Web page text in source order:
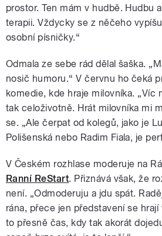
prostor. Ten mám v hudbě. Hudbu
terapii. Vždycky se z něčeho
osobní písničky.“
Odmala ze sebe rád dělal šaška.
nosič humoru.“ V červnu ho čeká
komedie, kde hraje milovníka. „Víc
tak celoživotně. Hrát milovníka mi
se. „Ale čerpat od kolegů, jako je
Polišenská nebo Radim Fiala, je
V Českém rozhlase moderuje na
Ranní ReStart. Přiznává však, že
není. „Odmoderuju a jdu spát.
rána, přece jen představení se
to přesně čas, kdy tak akorát